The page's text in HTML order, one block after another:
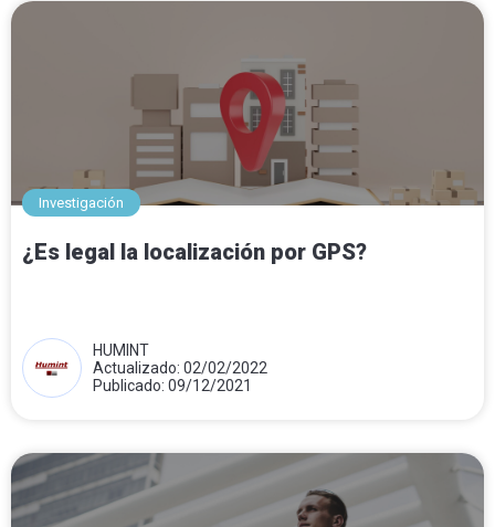
Investigación
¿Es legal la localización por GPS?
HUMINT
Actualizado: 02/02/2022
Publicado: 09/12/2021